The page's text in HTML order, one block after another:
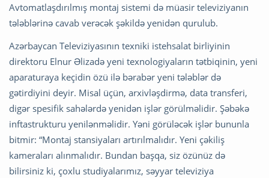
Avtomatlaşdırılmış montaj sistemi də müasir televiziyanın
tələblərinə cavab verəcək şəkildə yenidən qurulub.
Azərbaycan Televiziyasının texniki istehsalat birliyinin
direktoru Elnur Əlizadə yeni texnologiyaların tətbiqinin, yeni
aparaturaya keçidin özü ilə bərabər yeni tələblər də
gətirdiyini deyir. Misal üçün, arxivləşdirmə, data transferi,
digər spesifik sahələrdə yenidən işlər görülməlidir. Şəbəkə
inftastrukturu yenilənməlidir. Yəni görüləcək işlər bununla
bitmir: “Montaj stansiyaları artırılmalıdır. Yeni çəkiliş
kameraları alınmalıdır. Bundan başqa, siz özünüz də
bilirsiniz ki, çoxlu studiyalarımız, səyyar televiziya